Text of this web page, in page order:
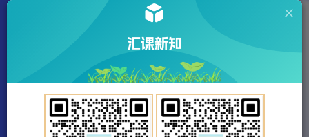
自媒体音频加图文制作视频，一天引流一百个
精准创业粉【音频软件+图片素材】【揭秘】
2023-12-22
1992
该作者已发布78004篇文章
汇课新知